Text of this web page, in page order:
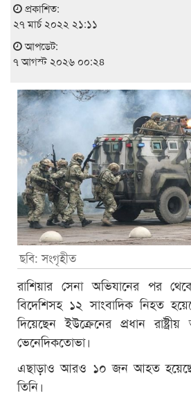
প্রকাশিত:
২৭ মার্চ ২০২২ ২১:১১
আপডেট:
৭ আগস্ট ২০২৬ ০০:২৪
ছবি: সংগৃহীত
রাশিয়ার সেনা অভিযানের পর
বিদেশিসহ ১২ সাংবাদিক নিহত
দিয়েছেন ইউক্রেনের প্রধান
ভেনেদিকতোভা।
এছাড়াও আরও ১০ জন আহত
তিনি।